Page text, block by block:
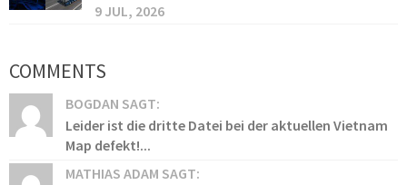
9 JUL, 2026
COMMENTS
BOGDAN SAGT:
Leider ist die dritte Datei bei der aktuellen Vietnam
Map defekt!...
MATHIAS ADAM SAGT: